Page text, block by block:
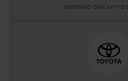
periodo dell’anno